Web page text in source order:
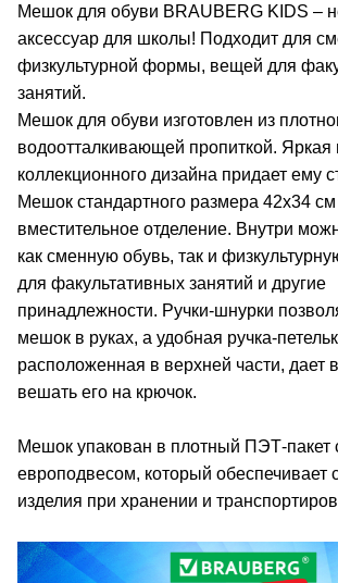
Мешок для обуви BRAUBERG KIDS –
аксессуар для школы! Подходит для
физкультурной формы, вещей для
занятий.
Мешок для обуви изготовлен из
водоотталкивающей пропиткой. Яркая
коллекционного дизайна придает ему
Мешок стандартного размера 42х34
вместительное отделение. Внутри
как сменную обувь, так и
для факультативных занятий и другие
принадлежности. Ручки-шнурки
мешок в руках, а удобная ручка-
расположенная в верхней части, дает
вешать его на крючок.
Мешок упакован в плотный ПЭТ-пакет
европодвесом, который обеспечивает
изделия при хранении и